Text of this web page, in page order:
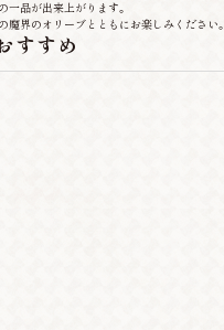
一品が出来上がります。
魔界のオリーブとともにお楽しみください。
すすめ